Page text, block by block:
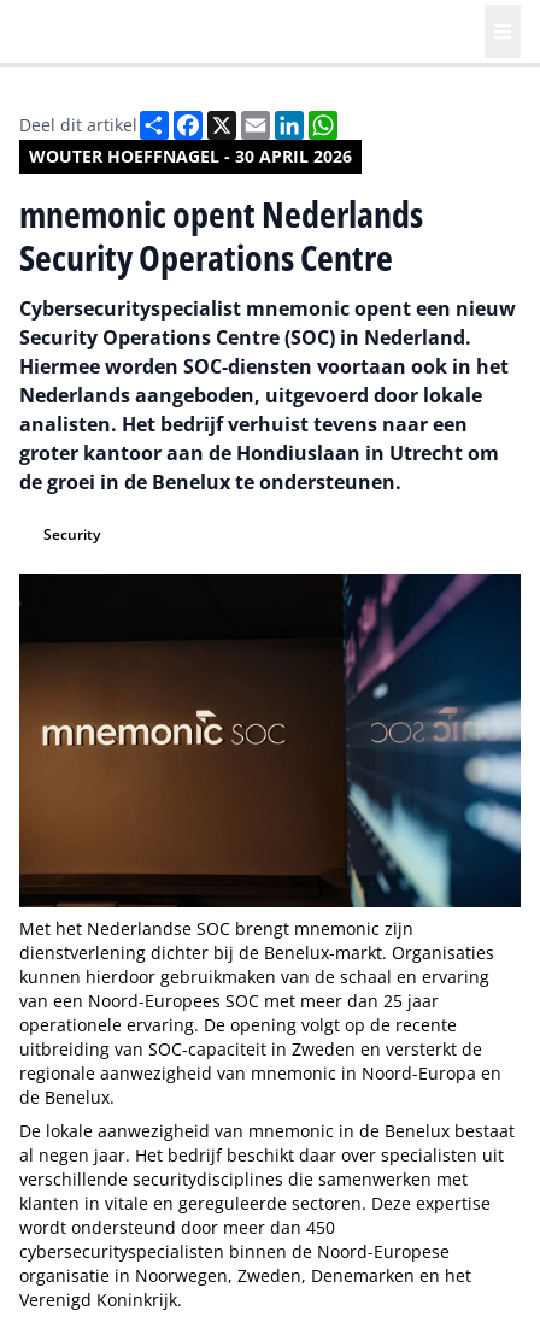
WOUTER HOEFFNAGEL - 30 APRIL 2026
Deel dit artikel DeelFacebook
X EmailLinkedIn
mnemonic opent Nederlands
Security Operations Centre
Cybersecurityspecialist mnemonic opent een nieuw
Security Operations Centre (SOC) in Nederland.
Hiermee worden SOC-diensten voortaan ook in het
Nederlands aangeboden, uitgevoerd door lokale
analisten. Het bedrijf verhuist tevens naar een
groter kantoor aan de Hondiuslaan in Utrecht om
de groei in de Benelux te ondersteunen.
Security
Met het Nederlandse SOC brengt mnemonic zijn
dienstverlening dichter bij de Benelux-markt. Organisaties
kunnen hierdoor gebruikmaken van de schaal en ervaring
van een Noord-Europees SOC met meer dan 25 jaar
operationele ervaring. De opening volgt op de recente
uitbreiding van SOC-capaciteit in Zweden en versterkt de
regionale aanwezigheid van mnemonic in Noord-Europa en
de Benelux.
De lokale aanwezigheid van mnemonic in de Benelux bestaat
al negen jaar. Het bedrijf beschikt daar over specialisten uit
verschillende securitydisciplines die samenwerken met
klanten in vitale en gereguleerde sectoren. Deze expertise
wordt ondersteund door meer dan 450
cybersecurityspecialisten binnen de Noord-Europese
organisatie in Noorwegen, Zweden, Denemarken en het
Verenigd Koninkrijk.